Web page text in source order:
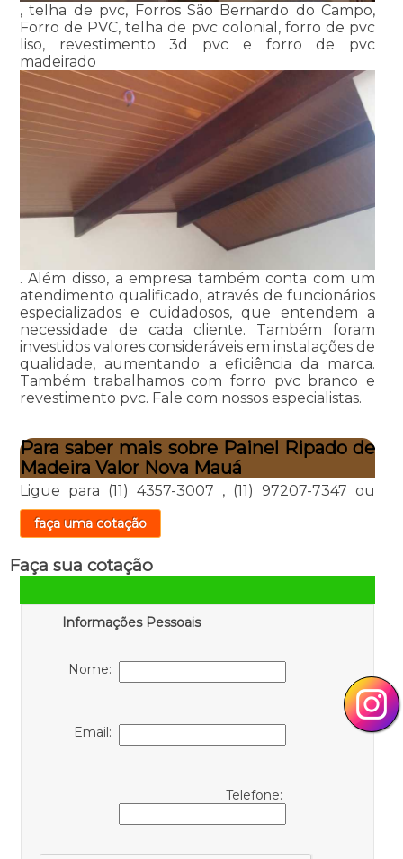
, telha de pvc, Forros São Bernardo do Campo,
Forro de PVC, telha de pvc colonial, forro de pvc
liso, revestimento 3d pvc e forro de pvc
madeirado
. Além disso, a empresa também conta com um
atendimento qualificado, através de funcionários
especializados e cuidadosos, que entendem a
necessidade de cada cliente. Também foram
investidos valores consideráveis em instalações de
qualidade, aumentando a eficiência da marca.
Também trabalhamos com forro pvc branco e
revestimento pvc. Fale com nossos especialistas.
Para saber mais sobre Painel Ripado de
Madeira Valor Nova Mauá
Ligue para (11) 4357-3007 , (11) 97207-7347 ou
faça uma cotação
Faça sua cotação
Informações Pessoais
Nome:
Email:
Telefone: